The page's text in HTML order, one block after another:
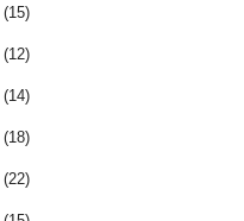
(15)
(12)
(14)
(18)
(22)